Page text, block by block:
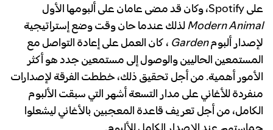
على Spotify، وكان قد مضى عامان على ألبومها الأول
Modern Animalلذلك عندما حان وقت وضع إستراتيجية
لإصدار ألبومGarden ، كان العمل على إعادة التواصل مع
المستمعين الحاليين والوصول إلى مستمعين جدد هو أكثر
الأمور أهمية. من أجل تحقيق ذلك، خططت الفرقة لإصدارات
منفردة للأغاني على مدار التسعة أشهر التي سبقت الألبوم
الكامل، من أجل تعريف قاعدة المعجبين بالأغاني ليشعلوا